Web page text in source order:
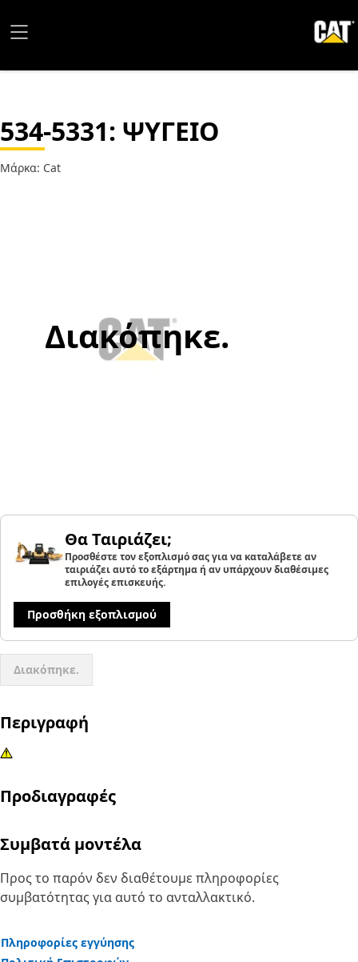
534-5331: ΨΥΓΕΙΟ
Μάρκα: Cat
Διακόπηκε.
Θα Ταιριάζει;
Προσθέστε τον εξοπλισμό σας για να καταλάβετε αν
ταιριάζει αυτό το εξάρτημα ή αν υπάρχουν διαθέσιμες
επιλογές επισκευής.
Προσθήκη εξοπλισμού
Διακόπηκε.
Περιγραφή
Προδιαγραφές
Συμβατά μοντέλα
Προς το παρόν δεν διαθέτουμε πληροφορίες
συμβατότητας για αυτό το ανταλλακτικό.
Πληροφορίες εγγύησης